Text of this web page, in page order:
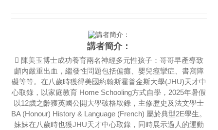
講者簡介：
 陳美玉博士成功養育兩名神經多元性孩子：哥哥早產導致
顱內嚴重出血，繼發性問題包括偏癱、嬰兒痙攣症、書寫障
礙等等。在八歲時獲得美國約翰斯霍普金斯大學(JHU)天才中
心取錄，以家庭教育 Home Schooling方式自學，2025年暑假
以12歲之齡獲英國公開大學破格取錄，主修歷史及法文學士
BA (Honour) History & Language (French) 屬於典型2E學生。
妹妹在八歲時也獲JHU天才中心取錄，同時展示過人的運動